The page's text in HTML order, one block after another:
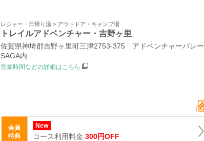
レジャー・日帰り湯 > アウトドア・キャンプ場
トレイルアドベンチャー・吉野ヶ里
佐賀県神埼郡吉野ヶ里町三津2753-375 アドベンチャーバレー
SAGA内
営業時間などの詳細はこちら
会員
特典
New
コース利用料金 300円OFF